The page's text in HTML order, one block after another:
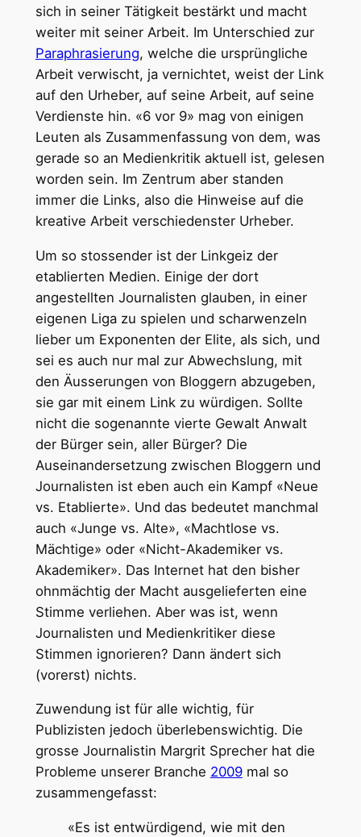
sich in seiner Tätigkeit bestärkt und macht
weiter mit seiner Arbeit. Im Unterschied zur
Paraphrasierung, welche die ursprüngliche
Arbeit verwischt, ja vernichtet, weist der Link
auf den Urheber, auf seine Arbeit, auf seine
Verdienste hin. «6 vor 9» mag von einigen
Leuten als Zusammenfassung von dem, was
gerade so an Medienkritik aktuell ist, gelesen
worden sein. Im Zentrum aber standen
immer die Links, also die Hinweise auf die
kreative Arbeit verschiedenster Urheber.
Um so stossender ist der Linkgeiz der
etablierten Medien. Einige der dort
angestellten Journalisten glauben, in einer
eigenen Liga zu spielen und scharwenzeln
lieber um Exponenten der Elite, als sich, und
sei es auch nur mal zur Abwechslung, mit
den Äusserungen von Bloggern abzugeben,
sie gar mit einem Link zu würdigen. Sollte
nicht die sogenannte vierte Gewalt Anwalt
der Bürger sein, aller Bürger? Die
Auseinandersetzung zwischen Bloggern und
Journalisten ist eben auch ein Kampf «Neue
vs. Etablierte». Und das bedeutet manchmal
auch «Junge vs. Alte», «Machtlose vs.
Mächtige» oder «Nicht-Akademiker vs.
Akademiker». Das Internet hat den bisher
ohnmächtig der Macht ausgelieferten eine
Stimme verliehen. Aber was ist, wenn
Journalisten und Medienkritiker diese
Stimmen ignorieren? Dann ändert sich
(vorerst) nichts.
Zuwendung ist für alle wichtig, für
Publizisten jedoch überlebenswichtig. Die
grosse Journalistin Margrit Sprecher hat die
Probleme unserer Branche 2009mal so
zusammengefasst:
«Es ist entwürdigend, wie mit den